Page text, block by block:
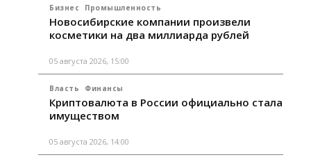
Бизнес Промышленность
Новосибирские компании произвели
косметики на два миллиарда рублей
05 августа 2026, 15:00
Власть Финансы
Криптовалюта в России официально стала
имуществом
05 августа 2026, 14:00